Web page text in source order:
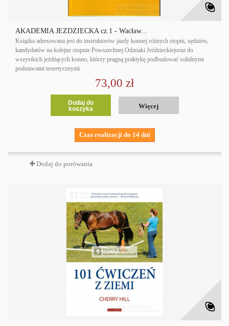
AKADEMIA JEŹDZIECKA cz.1 - Wacław...
Książka adresowana jest do instruktorów jazdy konnej różnych stopni, sędziów,
kandydatów na kolejne stopnie Powszechnej Odznaki Jeździeckiejoraz do
wszystkich jeżdżących konno, którzy pragną praktykę podbudować solidnymi
podstawami teoretycznymi.
73,00 zł
Dodaj do
koszyka
Więcej
Czas realizacji do 14 dni
Dodaj do porówania